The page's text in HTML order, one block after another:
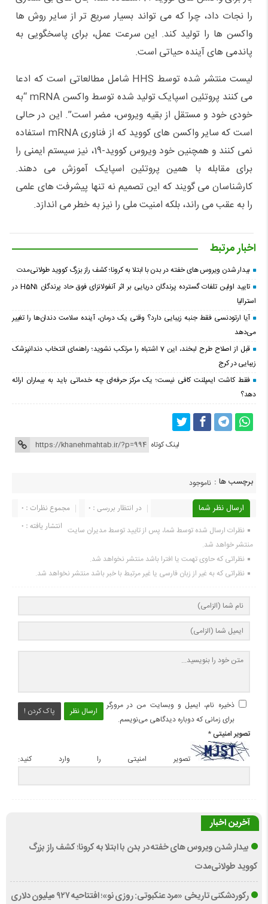
را نجات داد، چرا که می تواند بسیار سریع تر از سایر روش ها
واکسن ها را تولید کند. این سرعت عمل، برای پاسخگویی به
پاندمی های آینده حیاتی است.
لیست منتشر شده توسط HHS شامل مطالعاتی است که ادعا
می کنند پروتئین اسپایک تولید شده توسط واکسن mRNA “به
خودی خود و مستقل از بقیه ویروس، مضر است”. این در حالی
است که سایر واکسن های کووید که از فناوری mRNA استفاده
نمی کنند و همچنین خود ویروس کووید-19، نیز سیستم ایمنی را
برای مقابله با همین پروتئین اسپایک آموزش می دهند.
کارشناسان می گویند که این تصمیم نه تنها پیشرفت های علمی
را به عقب می راند، بلکه امنیت ملی را نیز به خطر می اندازد.
اخبار مرتبط
بیدار شدن ویروس‌ های خفته در بدن با ابتلا به کرونا؛ کشف راز بزرگ کووید طولانی‌مدت
تایید اولین تلفات گسترده پرندگان دریایی بر اثر آنفولانزای فوق حاد پرندگان H5N1 در
استرالیا
آیا ارتودنسی فقط جنبه زیبایی دارد؟ وقتی یک درمان، آینده سلامت دندان‌ها را تغییر
می‌دهد
قبل از اصلاح طرح لبخند، این 7 اشتباه را مرتکب نشوید؛ راهنمای انتخاب دندانپزشک
زیبایی در کرج
فقط کاشت ایمپلنت کافی نیست؛ یک مرکز حرفه‌ای چه خدماتی باید به بیماران ارائه
دهد؟
لینک کوتاه
برچسب ها : ناموجود
ارسال نظر شما مجموع نظرات : 0
در انتظار بررسی : 0
انتشار یافته : 0 نظرات ارسال شده توسط شما، پس از تایید توسط مدیران سایت
منتشر خواهد شد.
نظراتی که حاوی تهمت یا افترا باشد منتشر نخواهد شد.
نظراتی که به غیر از زبان فارسی یا غیر مرتبط با خبر باشد منتشر نخواهد شد.
ارسال نظر پاک کردن !
ذخیره نام، ایمیل و وبسایت من در مرورگر
برای زمانی که دوباره دیدگاهی می‌نویسم.
تصویر امنیتی*
تصویر امنیتی را وارد کنید:
آخرین اخبار
بیدار شدن ویروس‌ های خفته در بدن با ابتلا به کرونا؛ کشف راز بزرگ
کووید طولانی‌مدت
رکوردشکنی تاریخی «مرد عنکبوتی: روزی نو»؛ افتتاحیه ۹۲۷ میلیون دلاری